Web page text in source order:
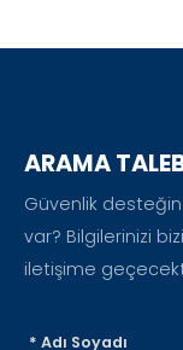
ARAMA
Güvenlik
var? Bilgilerinizi
iletişime